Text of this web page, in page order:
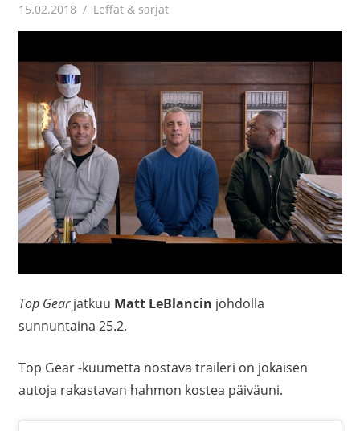
15.02.2018 Juha Kaunisto
Leffat & sarjat
Top Gearjatkuu Matt LeBlancin johdolla
sunnuntaina 25.2.
Top Gear -kuumetta nostava traileri on jokaisen
autoja rakastavan hahmon kostea päiväuni.